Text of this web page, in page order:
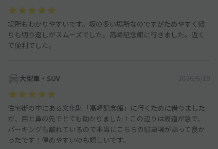
場所もわかりやすいです。坂の多い場所なのですがためやすく帰
りも切り返しがスムーズでした。高崎記念館に行きました。近く
て便利でした。
大型車・SUV 2026/6/19
住宅街の中にある文化財「高崎記念館」に行くために借りました
が、目と鼻の先でとても助かりました！この辺りは坂道が急で、
パーキングも離れているので本当にこちらの駐車場があって良か
ったです！停めやすいのも嬉しいです。